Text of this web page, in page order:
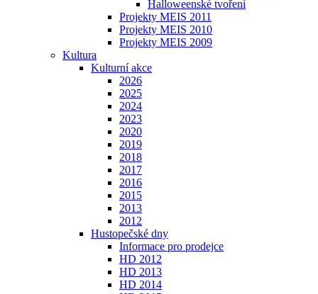
Halloweenské tvoření
Projekty MEIS 2011
Projekty MEIS 2010
Projekty MEIS 2009
Kultura
Kulturní akce
2026
2025
2024
2023
2020
2019
2018
2017
2016
2015
2013
2012
Hustopečské dny
Informace pro prodejce
HD 2012
HD 2013
HD 2014